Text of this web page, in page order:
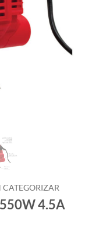
CATEGORIZAR
4.5A